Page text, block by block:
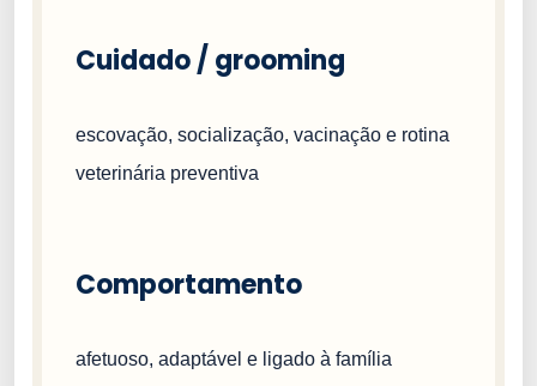
Cuidado / grooming
escovação, socialização, vacinação e rotina
veterinária preventiva
Comportamento
afetuoso, adaptável e ligado à família